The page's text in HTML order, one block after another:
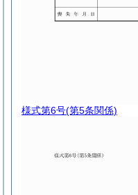
様式第6号(第5条関係)